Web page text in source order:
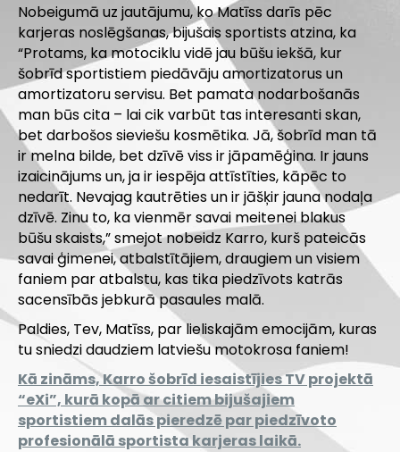
Nobeigumā uz jautājumu, ko Matīss darīs pēc
karjeras noslēgšanas, bijušais sportists atzina, ka
“Protams, ka motociklu vidē jau būšu iekšā, kur
šobrīd sportistiem piedāvāju amortizatorus un
amortizatoru servisu. Bet pamata nodarbošanās
man būs cita – lai cik varbūt tas interesanti skan,
bet darbošos sieviešu kosmētika. Jā, šobrīd man tā
ir melna bilde, bet dzīvē viss ir jāpamēģina. Ir jauns
izaicinājums un, ja ir iespēja attīstīties, kāpēc to
nedarīt. Nevajag kautrēties un ir jāšķir jauna nodaļa
dzīvē. Zinu to, ka vienmēr savai meitenei blakus
būšu skaists,” smejot nobeidz Karro, kurš pateicās
savai ģimenei, atbalstītājiem, draugiem un visiem
faniem par atbalstu, kas tika piedzīvots katrās
sacensībās jebkurā pasaules malā.
Paldies, Tev, Matīss, par lieliskajām emocijām, kuras
tu sniedzi daudziem latviešu motokrosa faniem!
Kā zināms, Karro šobrīd iesaistījies TV projektā
“eXi”, kurā kopā ar citiem bijušajiem
sportistiem dalās pieredzē par piedzīvoto
profesionālā sportista karjeras laikā.